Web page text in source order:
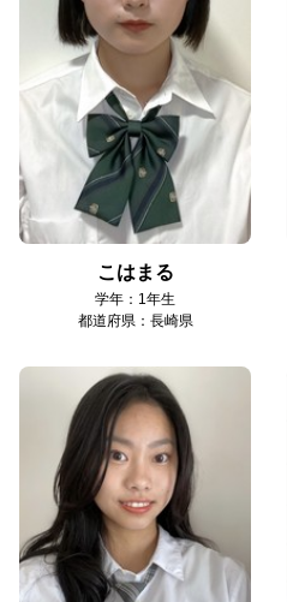
こはまる
学年：1年生
都道府県：長崎県